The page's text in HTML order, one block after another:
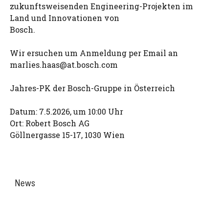
zukunftsweisenden Engineering-Projekten im
Land und Innovationen von
Bosch.
Wir ersuchen um Anmeldung per Email an
marlies.haas@at.bosch.com
Jahres-PK der Bosch-Gruppe in Österreich
Datum: 7.5.2026, um 10:00 Uhr
Ort: Robert Bosch AG
Göllnergasse 15-17, 1030 Wien
News